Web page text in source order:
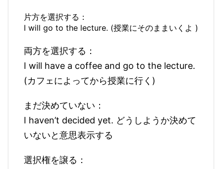
片方を選択する：
I will go to the lecture. (授業にそのままいくよ )
両方を選択する：
I will have a coffee and go to the lecture.
(カフェによってから授業に行く)
まだ決めていない：
I haven’t decided yet. どうしようか決めて
いないと意思表示する
選択権を譲る：